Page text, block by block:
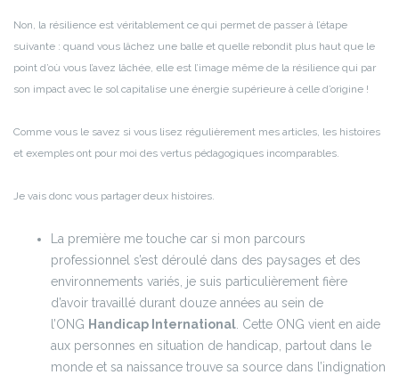
Non, la résilience est véritablement ce qui permet de passer à l’étape
suivante : quand vous lâchez une balle et quelle rebondit plus haut que le
point d’où vous l’avez lâchée, elle est l’image même de la résilience qui par
son impact avec le sol capitalise une énergie supérieure à celle d’origine !
Comme vous le savez si vous lisez régulièrement mes articles, les histoires
et exemples ont pour moi des vertus pédagogiques incomparables.
Je vais donc vous partager deux histoires.
La première me touche car si mon parcours
professionnel s’est déroulé dans des paysages et des
environnements variés, je suis particulièrement fière
d’avoir travaillé durant douze années au sein de
l’ONG Handicap International . Cette ONG vient en aide
aux personnes en situation de handicap, partout dans le
monde et sa naissance trouve sa source dans l’indignation